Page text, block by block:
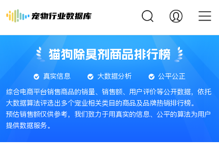
猫狗除臭剂商品排行榜
真实信息 大数据分析
公平公正
综合电商平台销售商品的销量、销售额、用户评价等公开数据，依托
大数据算法评选出多个宠业相关类目的商品及品牌热销排行榜。
预估销售额仅供参考，我们致力于用真实的信息、公平的算法为用户
提供数据服务。